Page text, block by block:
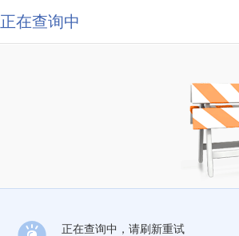
正在查询中
正在查询中，请刷新重试